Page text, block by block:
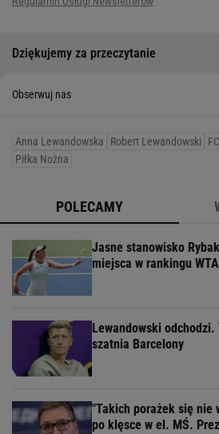
Dziękujemy za przeczytanie
Obserwuj nas
Anna Lewandowska Robert Lewandowski
Piłka Nożna
POLECAMY
Jasne stanowisko
miejsca w rankingu WTA
Lewandowski odchodzi.
szatnia Barcelony
"Takich porażek się nie
po klęsce w el. MŚ.